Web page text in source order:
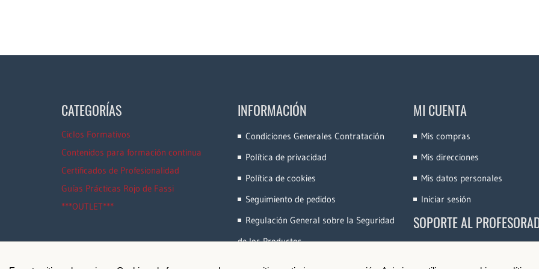
CATEGORÍAS
Ciclos Formativos
Contenidos para formación continua
Certificados de Profesionalidad
Guías Prácticas Rojo de Fassi
***OUTLET***
INFORMACIÓN
Condiciones Generales Contratación
Política de privacidad
Política de cookies
Seguimiento de pedidos
Regulación General sobre la Seguridad
de los Productos
MI CUENTA
Mis compras
Mis direcciones
Mis datos personales
Iniciar sesión
SOPORTE AL